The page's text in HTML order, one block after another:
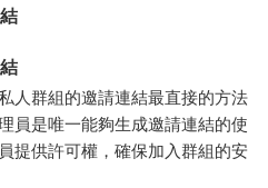
人群組的邀請連結最直接的方法
員是唯一能夠生成邀請連結的使
提供許可權，確保加入群組的安